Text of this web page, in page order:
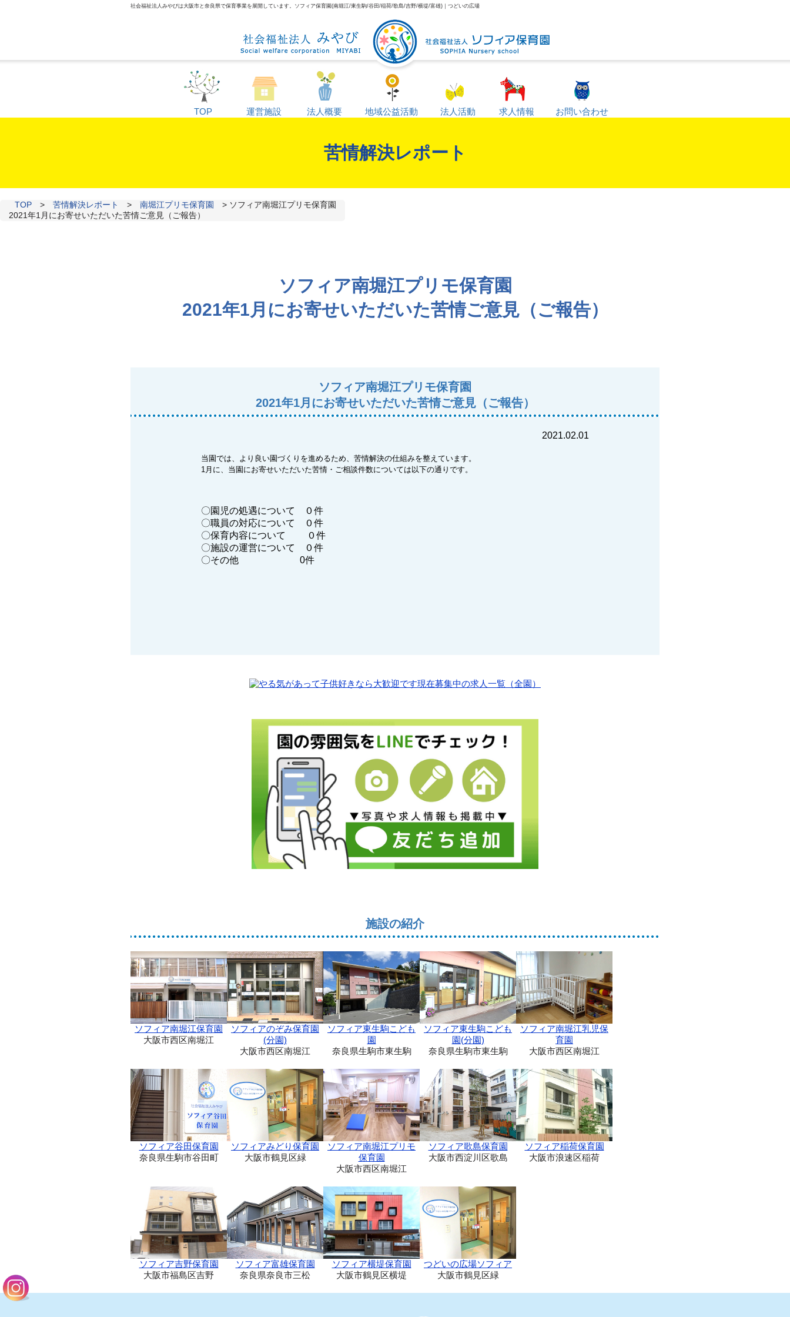
社会福祉法人みやびは大阪市と奈良県で保育事業を展開しています。ソフィア保育園(南堀江/東生駒/谷田/稲荷/歌島/吉野/横堤/富雄)｜つどいの広場
TOP 運営施設 法人概要 地域公益活動 法人活動 求人情報 お問い合わせ
苦情解決レポート
TOP > 苦情解決レポート > 南堀江プリモ保育園 > ソフィア南堀江プリモ保育園
2021年1月にお寄せいただいた苦情ご意見（ご報告）
ソフィア南堀江プリモ保育園
2021年1月にお寄せいただいた苦情ご意見（ご報告）
ソフィア南堀江プリモ保育園
2021年1月にお寄せいただいた苦情ご意見（ご報告）
2021.02.01
当園では、より良い園づくりを進めるため、苦情解決の仕組みを整えています。
1月に、当園にお寄せいただいた苦情・ご相談件数については以下の通りです。
〇園児の処遇について ０件
〇職員の対応について ０件
〇保育内容について ０件
〇施設の運営について ０件
〇その他 0件
施設の紹介
ソフィア南堀江保育園
大阪市西区南堀江
ソフィアのぞみ保育園
(分園)
大阪市西区南堀江
ソフィア東生駒こども
園
奈良県生駒市東生駒
ソフィア東生駒こども
園(分園)
奈良県生駒市東生駒
ソフィア南堀江乳児保
育園
大阪市西区南堀江
ソフィア谷田保育園
奈良県生駒市谷田町
ソフィアみどり保育園
大阪市鶴見区緑
ソフィア南堀江プリモ
保育園
大阪市西区南堀江
ソフィア歌島保育園
大阪市西淀川区歌島
ソフィア稲荷保育園
大阪市浪速区稲荷
ソフィア吉野保育園
大阪市福島区吉野
ソフィア富雄保育園
奈良県奈良市三松
ソフィア横堤保育園
大阪市鶴見区横堤
つどいの広場ソフィア
大阪市鶴見区緑